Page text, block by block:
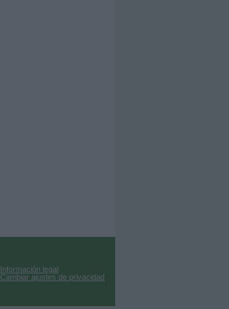
Información legal
Cambiar ajustes de privacidad